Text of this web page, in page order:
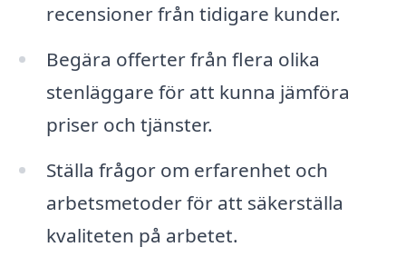
recensioner från tidigare kunder.
Begära offerter från flera olika
stenläggare för att kunna jämföra
priser och tjänster.
Ställa frågor om erfarenhet och
arbetsmetoder för att säkerställa
kvaliteten på arbetet.